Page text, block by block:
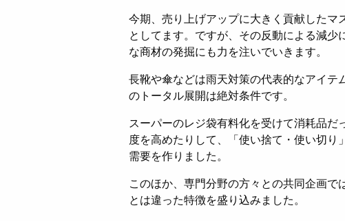
今期、売り上げアップに大きく貢献したマ
としてます。ですが、その反動による減
な商材の発掘にも力を注いでいきます。
長靴や傘などは雨天対策の代表的なアイ
のトータル展開は絶対条件です。
スーパーのレジ袋有料化を受けて消耗品
度を高めたりして、「使い捨て・使い切
需要を作りました。
このほか、専門分野の方々との共同企画
とは違った特徴を盛り込みました。